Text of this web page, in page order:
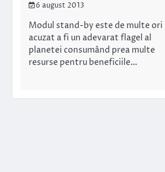
6 august 2013
Modul stand-by este de multe ori
acuzat a fi un adevarat flagel al
planetei consumând prea multe
resurse pentru beneficiile…